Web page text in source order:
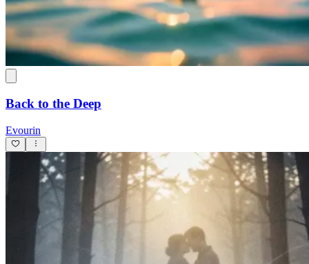
Back to the Deep
Evourin